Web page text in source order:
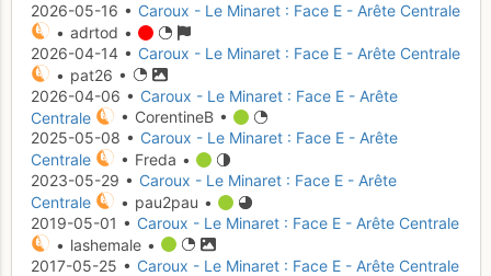
2026-05-16 • Caroux - Le Minaret : Face E - Arête Centrale
• adrtod •
2026-04-14 • Caroux - Le Minaret : Face E - Arête Centrale
• pat26 •
2026-04-06 • Caroux - Le Minaret : Face E - Arête
Centrale
• CorentineB •
2025-05-08 • Caroux - Le Minaret : Face E - Arête
Centrale
• Freda •
2023-05-29 • Caroux - Le Minaret : Face E - Arête
Centrale
• pau2pau •
2019-05-01 • Caroux - Le Minaret : Face E - Arête Centrale
• lashemale •
2017-05-25 • Caroux - Le Minaret : Face E - Arête Centrale